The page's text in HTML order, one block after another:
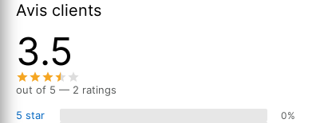
Avis clients
3.5
out of 5 — 2 ratings
5 star
0%